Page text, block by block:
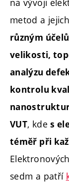
na vývoji
metod a
různým
velikosti,
analýzu
kontrolu
VUT, kde s
téměř při
sedm a patří